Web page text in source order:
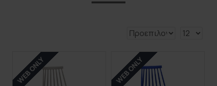
WEB ONLY WEB ONLY